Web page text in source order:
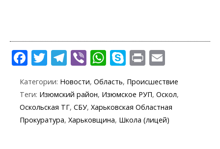
F
e
b
o
T
itt
er
T
e
gr
a
Vi
er
W
at
s
A
S
y
p
e
Pr
t ai
l
Категории: Новости, Область, Происшествие
Теги: Изюмский район, Изюмское РУП, Оскол,
Оскольская ТГ, СБУ, Харьковская Областная
Прокуратура, Харьковщина, Школа (лицей)